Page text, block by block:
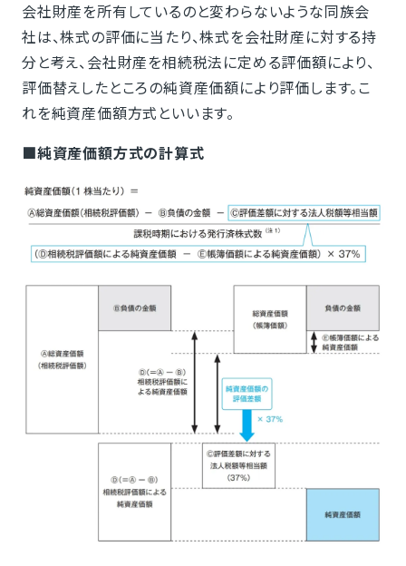
会社財産を所有しているのと変わらないような同族会
社は、株式の評価に当たり、株式を会社財産に対する持
分と考え、会社財産を相続税法に定める評価額により、
評価替えしたところの純資産価額により評価します。こ
れを純資産価額方式といいます。
■純資産価額方式の計算式